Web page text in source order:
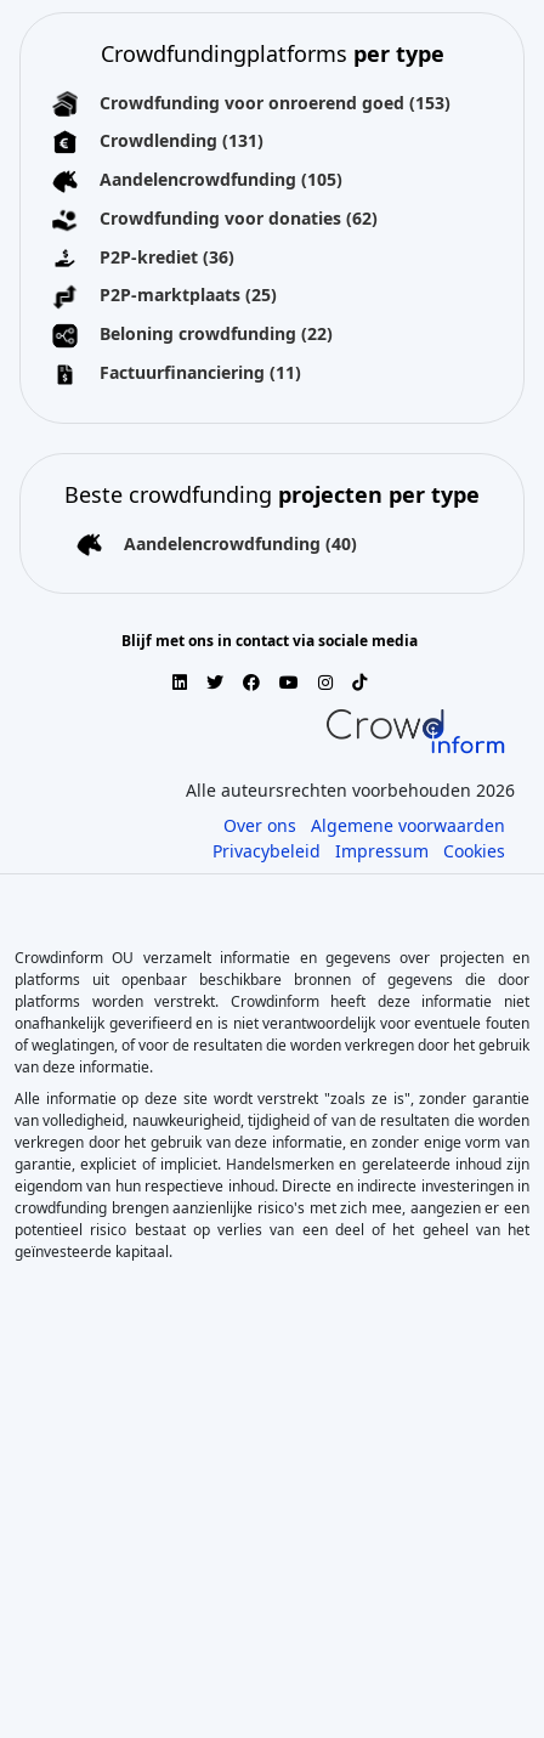
Crowdfundingplatforms per type
Crowdfunding voor onroerend goed (153)
Crowdlending (131)
Aandelencrowdfunding (105)
Crowdfunding voor donaties (62)
P2P-krediet (36)
P2P-marktplaats (25)
Beloning crowdfunding (22)
Factuurfinanciering (11)
Beste crowdfunding projecten per type
Aandelencrowdfunding (40)
Blijf met ons in contact via sociale media
Alle auteursrechten voorbehouden 2026
Over ons
Algemene voorwaarden
Privacybeleid
Impressum Cookies
Crowdinform OU verzamelt informatie en gegevens over projecten en
platforms uit openbaar beschikbare bronnen of gegevens die door
platforms worden verstrekt. Crowdinform heeft deze informatie niet
onafhankelijk geverifieerd en is niet verantwoordelijk voor eventuele fouten
of weglatingen, of voor de resultaten die worden verkregen door het gebruik
van deze informatie.
Alle informatie op deze site wordt verstrekt "zoals ze is", zonder garantie
van volledigheid, nauwkeurigheid, tijdigheid of van de resultaten die worden
verkregen door het gebruik van deze informatie, en zonder enige vorm van
garantie, expliciet of impliciet. Handelsmerken en gerelateerde inhoud zijn
eigendom van hun respectieve inhoud. Directe en indirecte investeringen in
crowdfunding brengen aanzienlijke risico's met zich mee, aangezien er een
potentieel risico bestaat op verlies van een deel of het geheel van het
geïnvesteerde kapitaal.